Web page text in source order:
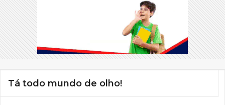
Tá todo mundo de olho!